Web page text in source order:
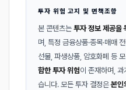
투자 위험 고지 및 면책조항
본 콘텐츠는 투자 정보 제공을
며, 특정 금융상품·종목·매매
선물, 파생상품, 암호화폐 등
함한 투자 위험이 존재하며,
습니다. 모든 투자 결정은본인